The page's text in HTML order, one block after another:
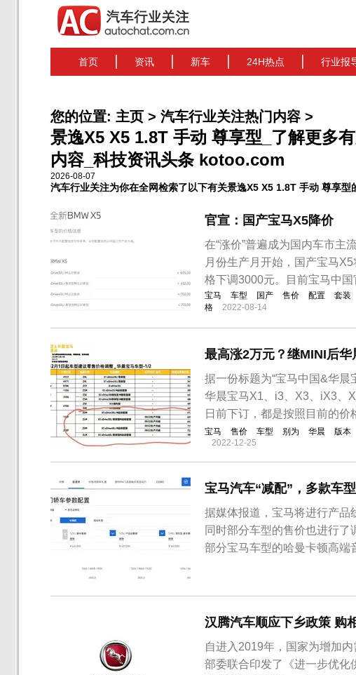
首页 资讯 新车 24H热点 行业报
您的位置: 主页 > 汽车行业关注热门内容 >
景逸X5 X5 1.8T 手动 尊享型_了解更多
内容_科技资讯头条 kotoo.com
2026-08-07
汽车行业关注为你在全网检索了以下有关景逸X5 X5 1.8T 手动 尊享型
官宣：国产宝马X5降价
在“涨价”普遍成为国内车市主
月份生产月开始，国产宝马
格下调3000元。目前宝马中
宝马 车型 国产 售价 配置 套装
格
2022-08-14
最高涨2万元？继MINI后
据一份标题为“宝马中国&华晨
华晨宝马X1、i3、X3、iX3、
日前下订，都是按照目前的价
宝马 售价 车型 别为 华晨 版本
2022-12-25
宝马汽车“减配”，多款车
据媒体报道，宝马将进行产品
同时部分车型的售价也进行了
部分宝马车型的哈曼卡顿高端
及长轴距插电混动版、宝马
X5M、X6M。据了解，哈曼卡
汉腾汽车顺应下乡政策 购
自进入2019年，国家为增加
部委联合印发了《进一步优化